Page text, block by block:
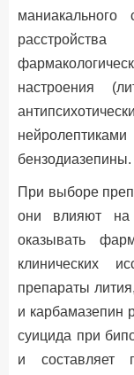
настроения
бензодиазепины.
При выборе
они влияют на
оказывать
клинических
препараты
и карбамазепин
суицида при
и составляет